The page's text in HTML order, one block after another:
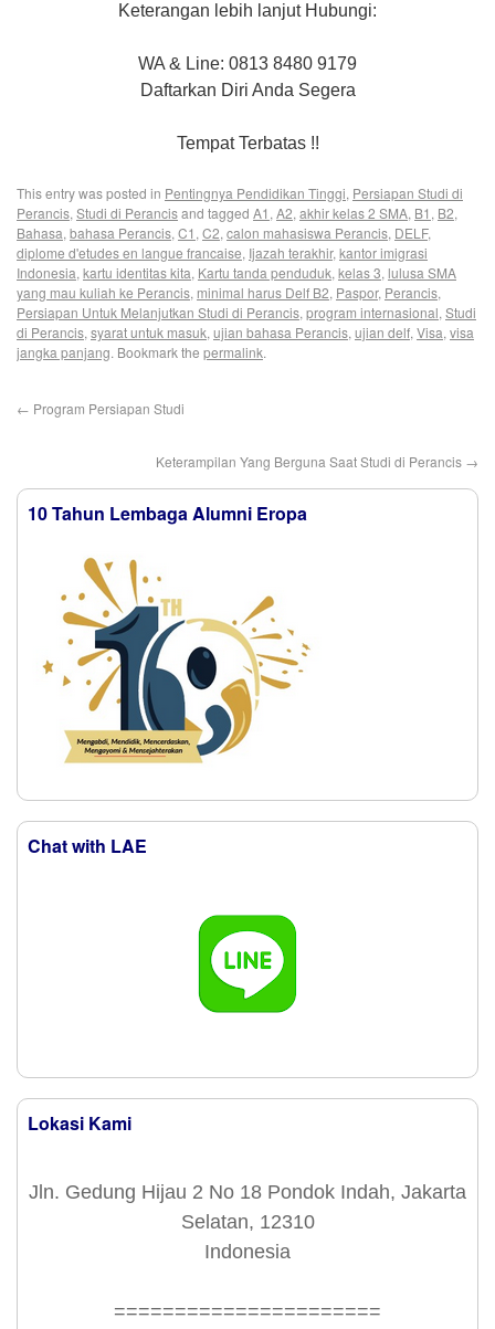
Keterangan lebih lanjut Hubungi:
WA & Line: 0813 8480 9179
Daftarkan Diri Anda Segera
Tempat Terbatas !!
This entry was posted in Pentingnya Pendidikan Tinggi, Persiapan Studi di
Perancis, Studi di Perancisand tagged A1 , A2, akhir kelas 2 SMA, B1 , B2,
Bahasa, bahasa Perancis, C1 , C2, calon mahasiswa Perancis, DELF,
diplome d'etudes en langue francaise, Ijazah terakhir, kantor imigrasi
Indonesia, kartu identitas kita, Kartu tanda penduduk, kelas 3, lulusa SMA
yang mau kuliah ke Perancis, minimal harus Delf B2, Paspor, Perancis,
Persiapan Untuk Melanjutkan Studi di Perancis, program internasional, Studi
di Perancis, syarat untuk masuk, ujian bahasa Perancis, ujian delf, Visa, visa
jangka panjang. Bookmark the permalink.
← Program Persiapan Studi
Keterampilan Yang Berguna Saat Studi di Perancis →
10 Tahun Lembaga Alumni Eropa
Chat with LAE
Lokasi Kami
Jln. Gedung Hijau 2 No 18 Pondok Indah, Jakarta
Selatan, 12310
Indonesia
======================